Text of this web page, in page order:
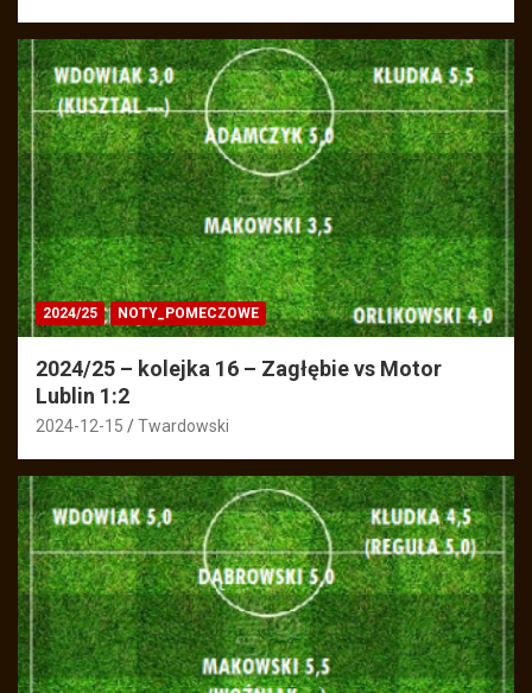
2024/25 NOTY_POMECZOWE
2024/25 – kolejka 16 – Zagłębie vs Motor
Lublin 1:2
2024-12-15 Twardowski